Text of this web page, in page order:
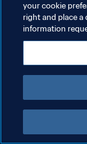
プライバシーポリシー
サービス利用規約
クッキー設定の管理
Copyright © 1994 - 2026
your cookie
right and place a
information